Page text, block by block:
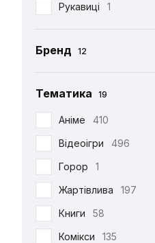
Рукавиці
1
Табі
37
Футболка
Фігурка Funko
29
Хаорі
95
Худі
38
Шапка
12
Шарф
6
Шкарпетки
510
Бренд 12
Chop-Chop
Тематика 19
Аніме
410
Відеоігри
496
Горор
1
Жартівлива
197
Книги
58
Комікси
135